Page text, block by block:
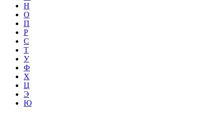
Н
О
П
Р
С
Т
У
Ф
Х
Ц
Э
Ю